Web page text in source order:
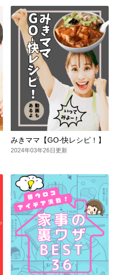
みきママ【GO-快レシピ！】
2024年03年26日更新